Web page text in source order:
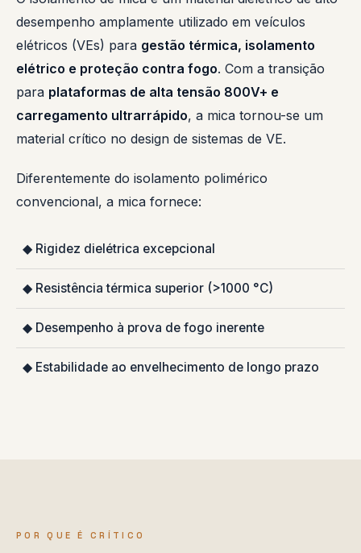
desempenho amplamente utilizado em veículos
elétricos (VEs) para gestão térmica, isolamento
elétrico e proteção contra fogo. Com a transição
para plataformas de alta tensão 800V+ e
carregamento ultrarrápido, a mica tornou-se um
material crítico no design de sistemas de VE.
Diferentemente do isolamento polimérico
convencional, a mica fornece:
◆ Rigidez dielétrica excepcional
◆ Resistência térmica superior (>1000 °C)
◆ Desempenho à prova de fogo inerente
◆ Estabilidade ao envelhecimento de longo prazo
POR QUE É CRÍTICO